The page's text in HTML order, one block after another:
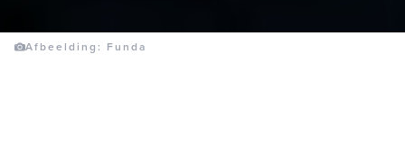
Afbeelding: Funda